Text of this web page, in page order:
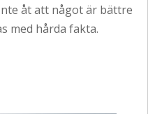
åt att något är bättre
med hårda fakta.